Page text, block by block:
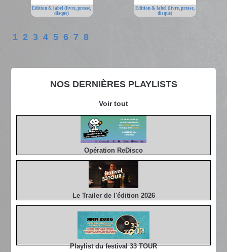
NOS DERNIÈRES PLAYLISTS
Voir tout
Opération ReDisco
Le Trailer de l'édition 2026
Playlist du festival 33 TOUR
Edition & label (livre, presse,
disque)
Edition & label (livre, presse,
disque)
1 2 3 4 5 6 7 8